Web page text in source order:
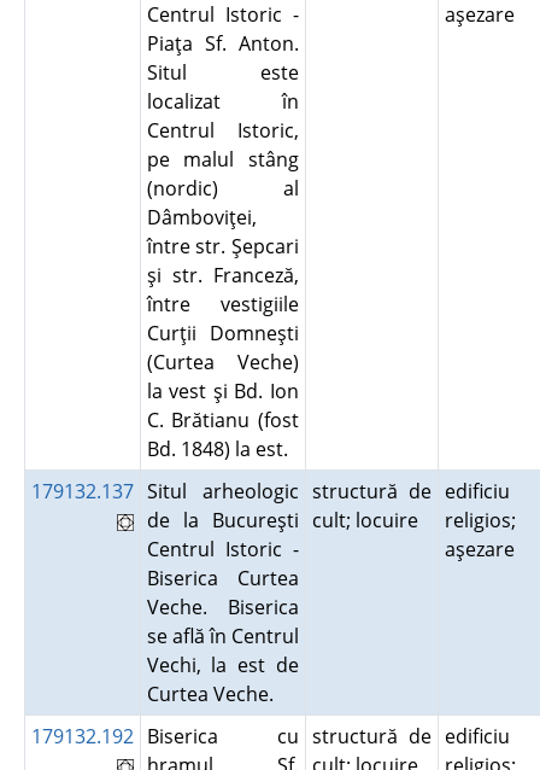
Centrul Istoric -
Piaţa Sf. Anton.
Situl este
localizat în
Centrul Istoric,
pe malul stâng
(nordic) al
Dâmboviţei,
între str. Şepcari
şi str. Franceză,
între vestigiile
Curţii Domneşti
(Curtea Veche)
la vest şi Bd. Ion
C. Brătianu (fost
Bd. 1848) la est.
aşezare
179132.137 Situl arheologic
de la Bucureşti
Centrul Istoric -
Biserica Curtea
Veche. Biserica
se află în Centrul
Vechi, la est de
Curtea Veche.
structură de
cult; locuire
edificiu
religios;
aşezare
179132.192 Biserica cu structură de edificiu